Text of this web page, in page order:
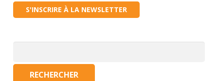
S'INSCRIRE À LA NEWSLETTER